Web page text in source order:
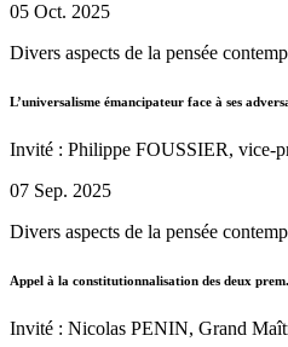
05 Oct. 2025
Divers aspects de la pensée
L’universalisme émancipateur face à ses
Invité : Philippe FOUSSIER, vice-
07 Sep. 2025
Divers aspects de la pensée
Appel à la constitutionnalisation des deux
Invité : Nicolas PENIN, Grand